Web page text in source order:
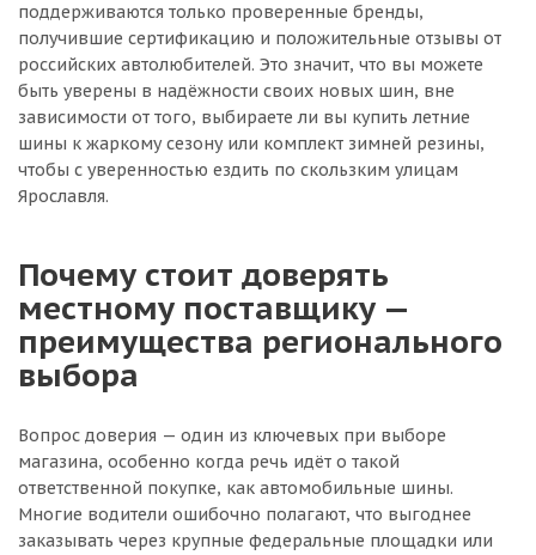
поддерживаются только проверенные бренды,
получившие сертификацию и положительные отзывы от
российских автолюбителей. Это значит, что вы можете
быть уверены в надёжности своих новых шин, вне
зависимости от того, выбираете ли вы купить летние
шины к жаркому сезону или комплект зимней резины,
чтобы с уверенностью ездить по скользким улицам
Ярославля.
Почему стоит доверять
местному поставщику —
преимущества регионального
выбора
Вопрос доверия — один из ключевых при выборе
магазина, особенно когда речь идёт о такой
ответственной покупке, как автомобильные шины.
Многие водители ошибочно полагают, что выгоднее
заказывать через крупные федеральные площадки или